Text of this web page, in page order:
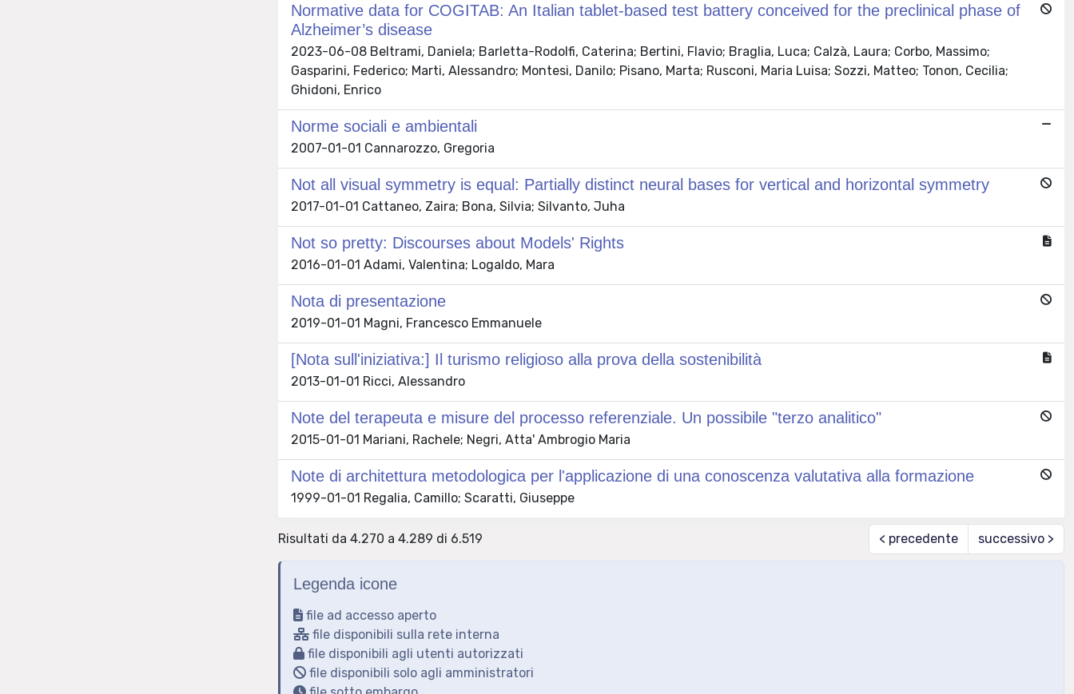
Normative data for COGITAB: An Italian tablet-based test battery conceived for the preclinical phase of
Alzheimer’s disease
2023-06-08 Beltrami, Daniela; Barletta-Rodolfi, Caterina; Bertini, Flavio; Braglia, Luca; Calzà, Laura; Corbo, Massimo;
Gasparini, Federico; Marti, Alessandro; Montesi, Danilo; Pisano, Marta; Rusconi, Maria Luisa; Sozzi, Matteo; Tonon, Cecilia;
Ghidoni, Enrico
Norme sociali e ambientali
2007-01-01 Cannarozzo, Gregoria
Not all visual symmetry is equal: Partially distinct neural bases for vertical and horizontal symmetry
2017-01-01 Cattaneo, Zaira; Bona, Silvia; Silvanto, Juha
Not so pretty: Discourses about Models' Rights
2016-01-01 Adami, Valentina; Logaldo, Mara
Nota di presentazione
2019-01-01 Magni, Francesco Emmanuele
[Nota sull'iniziativa:] Il turismo religioso alla prova della sostenibilità
2013-01-01 Ricci, Alessandro
Note del terapeuta e misure del processo referenziale. Un possibile "terzo analitico"
2015-01-01 Mariani, Rachele; Negri, Atta' Ambrogio Maria
Note di architettura metodologica per l'applicazione di una conoscenza valutativa alla formazione
1999-01-01 Regalia, Camillo; Scaratti, Giuseppe
Risultati da 4.270 a 4.289 di 6.519 < precedente successivo >
Legenda icone
file ad accesso aperto
file disponibili sulla rete interna
file disponibili agli utenti autorizzati
file disponibili solo agli amministratori